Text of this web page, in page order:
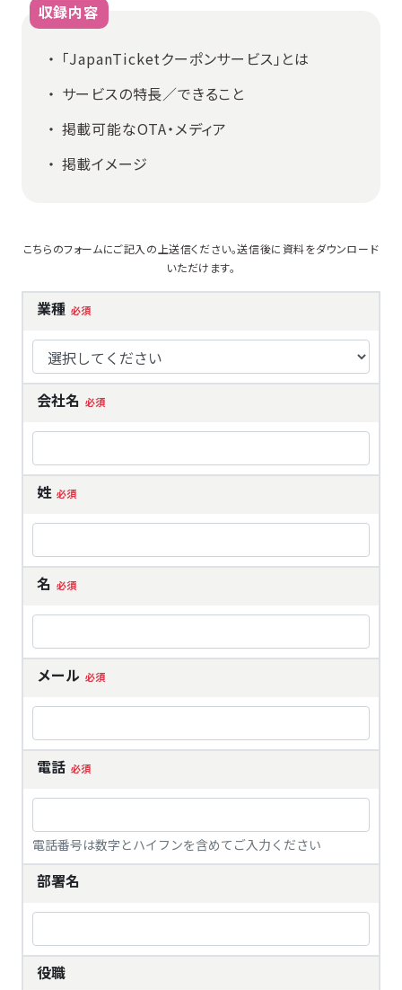
収録内容
「JapanTicketクーポンサービス」とは
サービスの特長／できること
掲載可能なOTA・メディア
掲載イメージ
こちらのフォームにご記入の上送信ください。送信後に資料をダウンロード
いただけます。